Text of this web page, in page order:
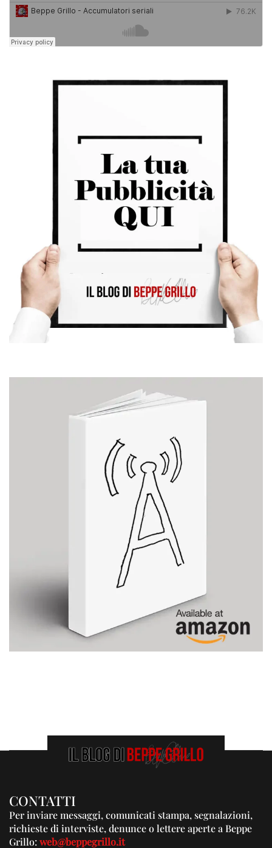
CONTATTI
Per inviare messaggi, comunicati stampa, segnalazioni,
richieste di interviste, denunce o lettere aperte a Beppe
Grillo:web@beppegrillo.it